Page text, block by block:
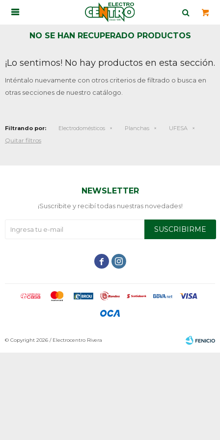

NO SE HAN RECUPERADO PRODUCTOS
¡Lo sentimos! No hay productos en esta sección.
Inténtalo nuevamente con otros criterios de filtrado o busca en
otras secciones de nuestro catálogo.
Filtrando por: Electrodomésticos Planchas UFESA
Quitar filtros
NEWSLETTER
¡Suscribite y recibí todas nuestras novedades!
SUSCRIBIRME
 
© Copyright 2026 / Electrocentro Rivera